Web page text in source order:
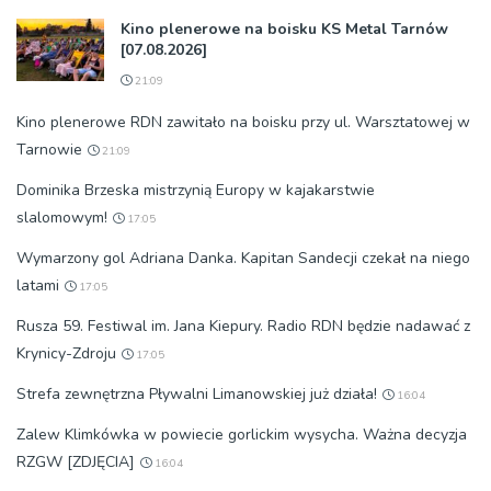
Kino plenerowe na boisku KS Metal Tarnów
[07.08.2026]
21:09
Kino plenerowe RDN zawitało na boisku przy ul. Warsztatowej w
Tarnowie
21:09
Dominika Brzeska mistrzynią Europy w kajakarstwie
slalomowym!
17:05
Wymarzony gol Adriana Danka. Kapitan Sandecji czekał na niego
latami
17:05
Rusza 59. Festiwal im. Jana Kiepury. Radio RDN będzie nadawać z
Krynicy-Zdroju
17:05
Strefa zewnętrzna Pływalni Limanowskiej już działa! 16:04
Zalew Klimkówka w powiecie gorlickim wysycha. Ważna decyzja
RZGW [ZDJĘCIA]
16:04